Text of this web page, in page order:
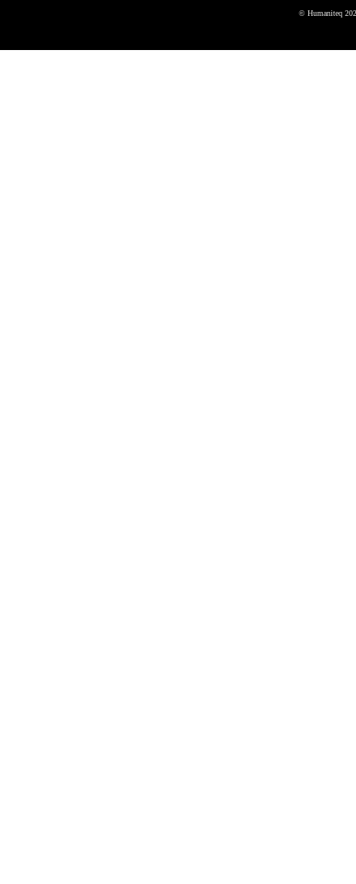
© Humaniteq